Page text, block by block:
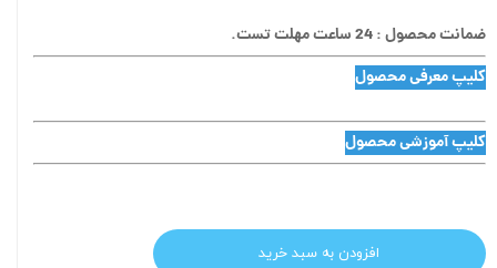
ضمانت محصول : 24 ساعت مهلت تست.
کلیپ معرفی محصول
کلیپ آموزشی محصول
افزودن به سبد خرید